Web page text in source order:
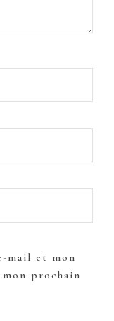
mail et mon
prochain